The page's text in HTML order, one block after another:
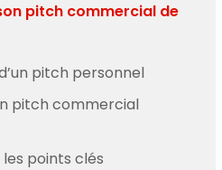
pitch commercial de
pitch personnel
pitch commercial
points clés